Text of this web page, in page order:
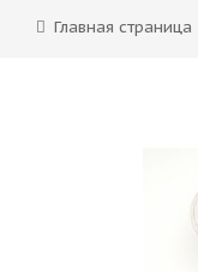
Главная страница